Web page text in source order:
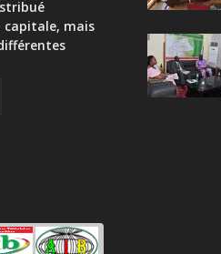
capitale, mais